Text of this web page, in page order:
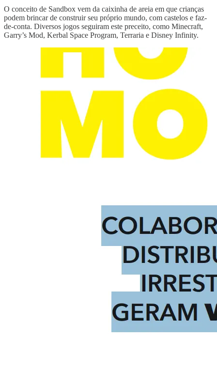
O conceito de Sandbox vem da caixinha de areia em que crianças
podem brincar de construir seu próprio mundo, com castelos e faz-
de-conta. Diversos jogos seguiram este preceito, como Minecraft,
Garry’s Mod, Kerbal Space Program, Terraria e Disney Infinity.